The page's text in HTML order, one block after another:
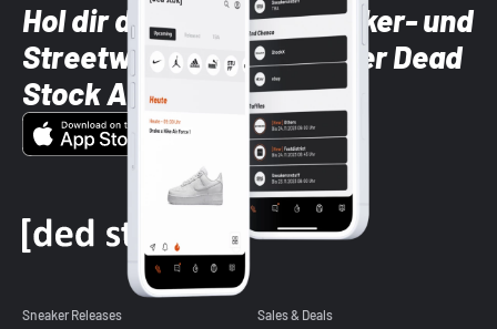
Hol dir die neuesten Sneaker- und
Streetwear-Brands mit der Dead
Stock App
Sneaker Releases Sales & Deals